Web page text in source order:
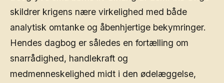
skildrer krigens nære virkelighed med både
analytisk omtanke og åbenhjertige bekymringer.
Hendes dagbog er således en fortælling om
snarrådighed, handlekraft og
medmenneskelighed midt i den ødelæggelse,